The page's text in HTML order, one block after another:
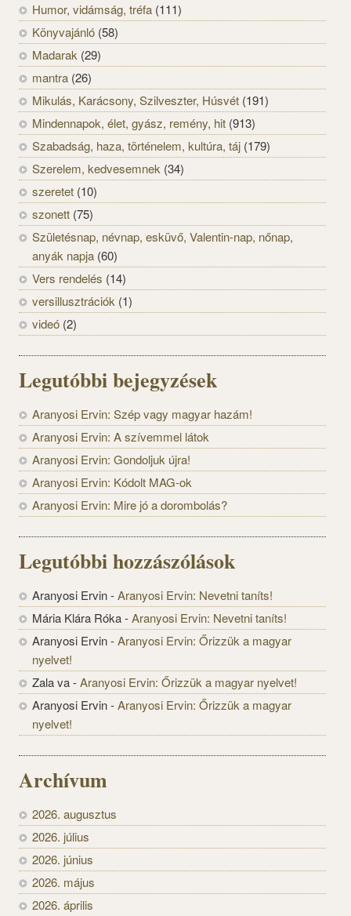
Humor, vidámság, tréfa (111)
Könyvajánló (58)
Madarak (29)
mantra (26)
Mikulás, Karácsony, Szilveszter, Húsvét (191)
Mindennapok, élet, gyász, remény, hit (913)
Szabadság, haza, történelem, kultúra, táj (179)
Szerelem, kedvesemnek (34)
szeretet (10)
szonett (75)
Születésnap, névnap, esküvő, Valentin-nap, nőnap,
anyák napja (60)
Vers rendelés (14)
versillusztrációk (1)
videó (2)
Legutóbbi bejegyzések
Aranyosi Ervin: Szép vagy magyar hazám!
Aranyosi Ervin: A szívemmel látok
Aranyosi Ervin: Gondoljuk újra!
Aranyosi Ervin: Kódolt MAG-ok
Aranyosi Ervin: Mire jó a dorombolás?
Legutóbbi hozzászólások
Aranyosi Ervin-Aranyosi Ervin: Nevetni taníts!
Mária Klára Róka-Aranyosi Ervin: Nevetni taníts!
Aranyosi Ervin-Aranyosi Ervin: Őrizzük a magyar
nyelvet!
Zala va-Aranyosi Ervin: Őrizzük a magyar nyelvet!
Aranyosi Ervin-Aranyosi Ervin: Őrizzük a magyar
nyelvet!
Archívum
2026. augusztus
2026. július
2026. június
2026. május
2026. április